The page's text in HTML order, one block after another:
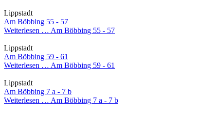
Lippstadt
Am Böbbing 55 - 57
Weiterlesen … Am Böbbing 55 - 57
Lippstadt
Am Böbbing 59 - 61
Weiterlesen … Am Böbbing 59 - 61
Lippstadt
Am Böbbing 7 a - 7 b
Weiterlesen … Am Böbbing 7 a - 7 b